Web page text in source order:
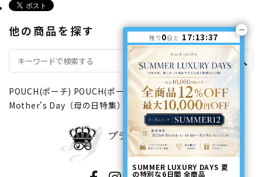
他の商品を探す
search
POUCH(ポーチ) POUCH(ポーチ) ファスナータイプ
Mother's Day（母の日特集）
残り 0日と 17:13:37
SUMMER LUXURY DAYS 夏
の特別な6日間 全商品